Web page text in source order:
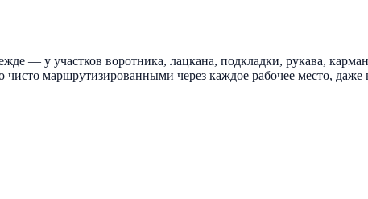
— у участков воротника, лацкана, подкладки, рукава,
маршрутизированными через каждое рабочее место, даже